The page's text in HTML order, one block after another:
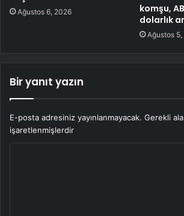
Ağustos 6, 2026
komşu,
dolarlık
Ağustos
Bir yanıt yazın
E-posta adresiniz yayınlanmayacak. Gerekli
işaretlenmişlerdir